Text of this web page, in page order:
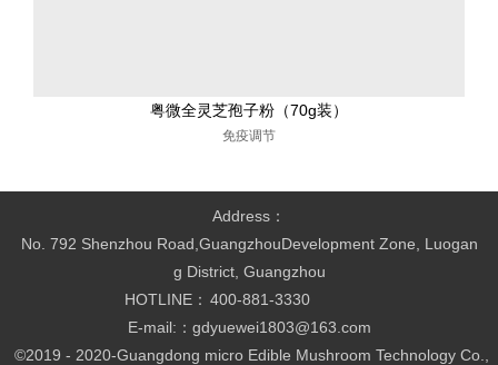
粤微全灵芝孢子粉（70g装）
免疫调节
Address：
No. 792 Shenzhou Road,GuangzhouDevelopment Zone, Luogan
g District, Guangzhou
HOTLINE： 400-881-3330
E-mail:：gdyuewei1803@163.com
©2019 - 2020-Guangdong micro Edible Mushroom Technology Co.,